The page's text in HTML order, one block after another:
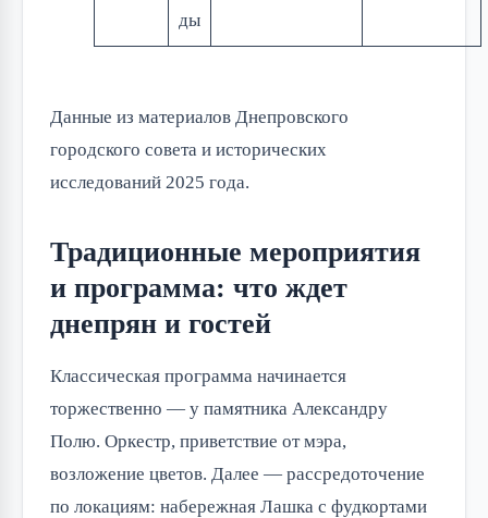
ды
Данные из материалов Днепровского
городского совета и исторических
исследований 2025 года.
Традиционные мероприятия
и программа: что ждет
днепрян и гостей
Классическая программа начинается
торжественно — у памятника Александру
Полю. Оркестр, приветствие от мэра,
возложение цветов. Далее — рассредоточение
по локациям: набережная Лашка с фудкортами